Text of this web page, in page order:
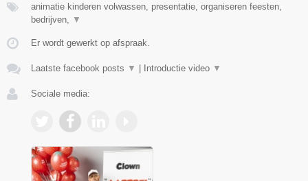
animatie kinderen volwassen, presentatie, organiseren feesten,
bedrijven,
▼
Er wordt gewerkt op afspraak.
Laatste facebook posts ▼ | Introductie video ▼
Sociale media: